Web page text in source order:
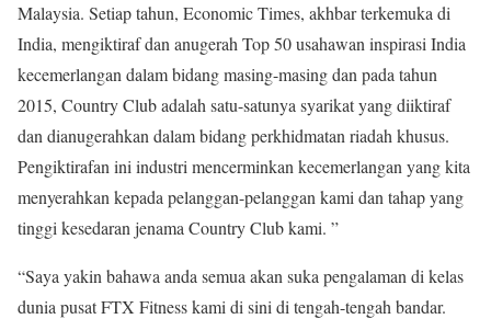
Malaysia. Setiap tahun, Economic Times, akhbar terkemuka di
India, mengiktiraf dan anugerah Top 50 usahawan inspirasi India
kecemerlangan dalam bidang masing-masing dan pada tahun
2015, Country Club adalah satu-satunya syarikat yang diiktiraf
dan dianugerahkan dalam bidang perkhidmatan riadah khusus.
Pengiktirafan ini industri mencerminkan kecemerlangan yang kita
menyerahkan kepada pelanggan-pelanggan kami dan tahap yang
tinggi kesedaran jenama Country Club kami. ”
“Saya yakin bahawa anda semua akan suka pengalaman di kelas
dunia pusat FTX Fitness kami di sini di tengah-tengah bandar.